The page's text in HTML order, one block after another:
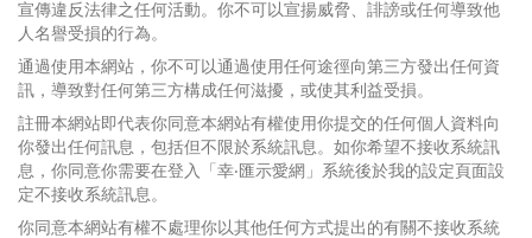
宣傳違反法律之任何活動。你不可以宣揚威脅、誹謗或任何導致他
人名譽受損的行為。
通過使用本網站，你不可以通過使用任何途徑向第三方發出任何資
訊，導致對任何第三方構成任何滋擾，或使其利益受損。
註冊本網站即代表你同意本網站有權使用你提交的任何個人資料向
你發出任何訊息，包括但不限於系統訊息。如你希望不接收系統訊
息，你同意你需要在登入「幸‧匯示愛網」系統後於我的設定頁面設
定不接收系統訊息。
你同意本網站有權不處理你以其他任何方式提出的有關不接收系統